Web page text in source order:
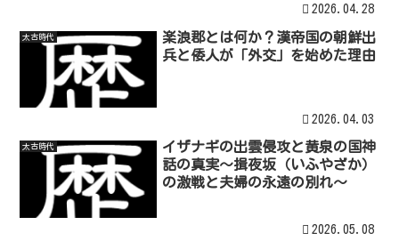
2026.04.28
太古時代
楽浪郡とは何か？漢帝国の朝鮮出
兵と倭人が「外交」を始めた理由
2026.04.03
太古時代
イザナギの出雲侵攻と黄泉の国神
話の真実～揖夜坂（いふやざか）
の激戦と夫婦の永遠の別れ～
2026.05.08